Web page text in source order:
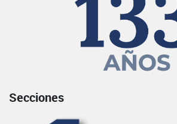
Secciones